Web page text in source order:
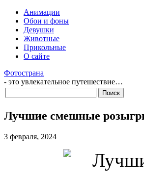
Анимации
Обои и фоны
Девушки
Животные
Прикольные
О сайте
Фотострана
- это увлекательное путешествие…
Лучшие смешные
3 февраля, 2024